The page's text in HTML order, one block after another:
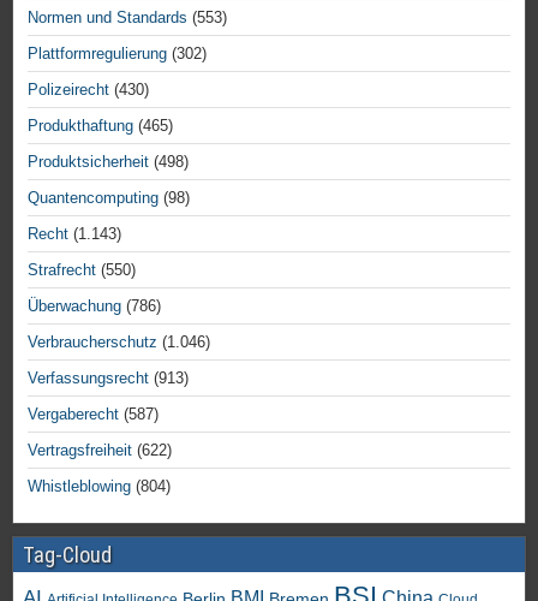
Normen und Standards (553)
Plattformregulierung (302)
Polizeirecht (430)
Produkthaftung (465)
Produktsicherheit (498)
Quantencomputing (98)
Recht (1.143)
Strafrecht (550)
Überwachung (786)
Verbraucherschutz (1.046)
Verfassungsrecht (913)
Vergaberecht (587)
Vertragsfreiheit (622)
Whistleblowing (804)
Tag-Cloud